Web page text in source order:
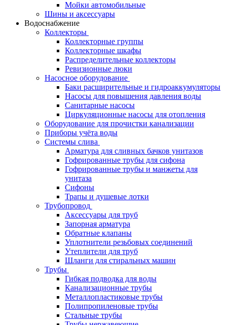
Мойки автомобильные
Шины и аксессуары
Водоснабжение
Коллекторы
Коллекторные группы
Коллекторные шкафы
Распределительные коллекторы
Ревизионные люки
Насосное оборудование
Баки расширительные и гидроаккумуляторы
Насосы для повышения давления воды
Санитарные насосы
Циркуляционные насосы для отопления
Оборудование для прочистки канализации
Приборы учёта воды
Системы слива
Арматура для сливных бачков унитазов
Гофрированные трубы для сифона
Гофрированные трубы и манжеты для
унитаза
Сифоны
Трапы и душевые лотки
Трубопровод
Аксессуары для труб
Запорная арматура
Обратные клапаны
Уплотнители резьбовых соединений
Утеплители для труб
Шланги для стиральных машин
Трубы
Гибкая подводка для воды
Канализационные трубы
Металлопластиковые трубы
Полипропиленовые трубы
Стальные трубы